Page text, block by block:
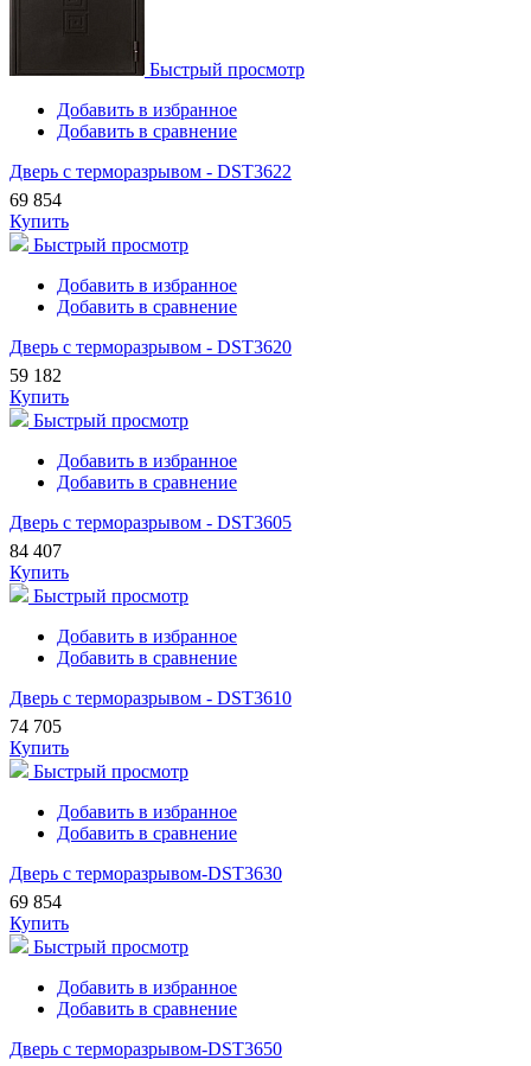
Быстрый просмотр
Добавить в избранное
Добавить в сравнение
Дверь с терморазрывом - DST3622
69 854
Купить
Быстрый просмотр
Добавить в избранное
Добавить в сравнение
Дверь с терморазрывом - DST3620
59 182
Купить
Быстрый просмотр
Добавить в избранное
Добавить в сравнение
Дверь с терморазрывом - DST3605
84 407
Купить
Быстрый просмотр
Добавить в избранное
Добавить в сравнение
Дверь с терморазрывом - DST3610
74 705
Купить
Быстрый просмотр
Добавить в избранное
Добавить в сравнение
Дверь с терморазрывом-DST3630
69 854
Купить
Быстрый просмотр
Добавить в избранное
Добавить в сравнение
Дверь с терморазрывом-DST3650